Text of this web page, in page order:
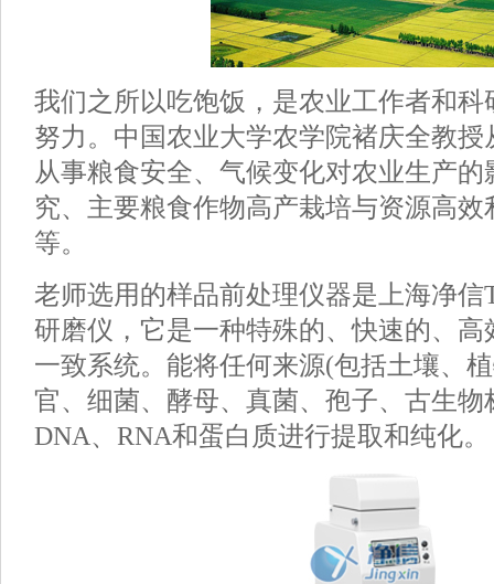
我们之所以吃饱饭，是农业工作者和科
努力。中国农业大学农学院褚庆全教授
从事粮食安全、气候变化对农业生产
究、主要粮食作物高产栽培与资源高效
等。
老师选用的样品前处理仪器是上海净信
研磨仪，它是一种特殊的、快速的、高
一致系统。能将任何来源(包括土壤、
官、细菌、酵母、真菌、孢子、古生物
DNA、RNA和蛋白质进行提取和纯化。